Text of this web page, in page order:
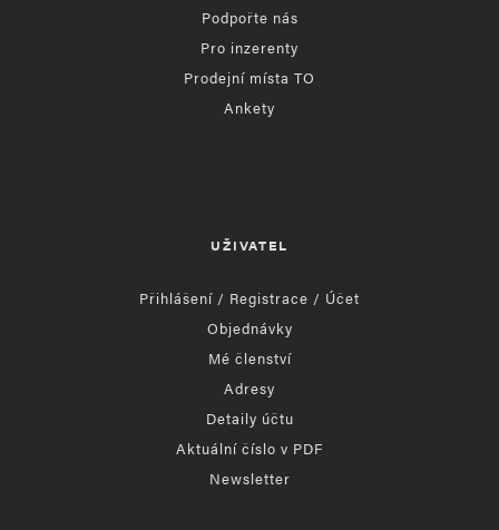
Podpořte nás
Pro inzerenty
Prodejní místa TO
Ankety
UŽIVATEL
Přihlášení / Registrace / Účet
Objednávky
Mé členství
Adresy
Detaily účtu
Aktuální číslo v PDF
Newsletter